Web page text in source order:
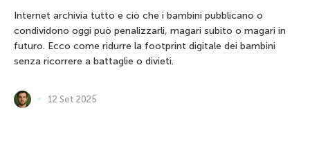
Internet archivia tutto e ciò che i bambini pubblicano o
condividono oggi può penalizzarli, magari subito o magari in
futuro. Ecco come ridurre la footprint digitale dei bambini
senza ricorrere a battaglie o divieti.
12 Set 2025